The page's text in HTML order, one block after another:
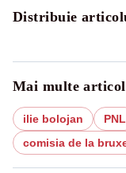
Distribuie
Mai multe
ilie bolojan PNL
comisia de la